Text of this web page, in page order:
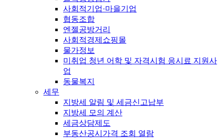
사회적기업·마을기업
협동조합
엔젤공방거리
사회적경제쇼핑몰
물가정보
미취업 청년 어학 및 자격시험 응시료 지원사
업
동물복지
세무
지방세 알림 및 세금신고납부
지방세 모의 계산
세금상담제도
부동산공시가격 조회 열람